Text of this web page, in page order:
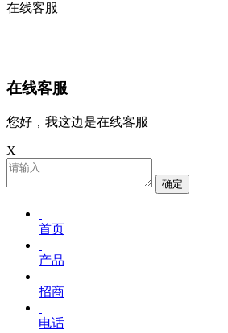
在线客服
在线客服
您好，我这边是在线客服
X
确定
首页
产品
招商
电话